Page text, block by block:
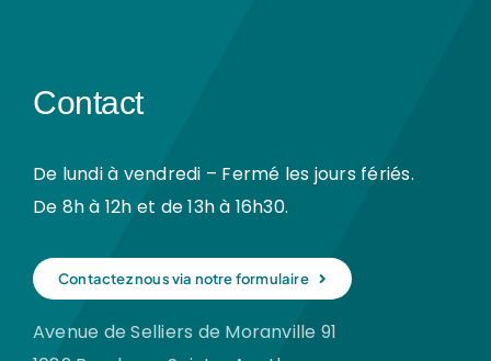
Contact
De lundi à vendredi – Fermé les jours fériés.
De 8h à 12h et de 13h à 16h30.
Contactez nous via notre formulaire
Avenue de Selliers de Moranville 91